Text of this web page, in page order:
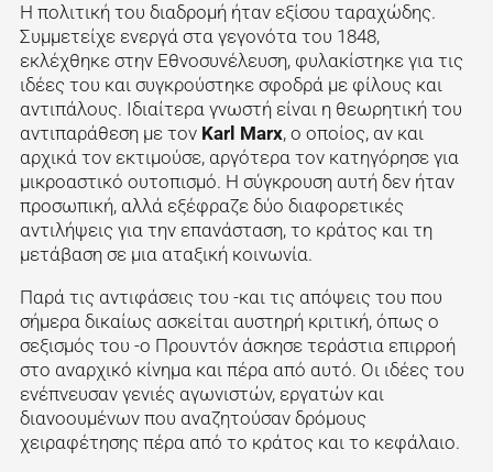
Η πολιτική του διαδρομή ήταν εξίσου ταραχώδης.
Συμμετείχε ενεργά στα γεγονότα του 1848,
εκλέχθηκε στην Εθνοσυνέλευση, φυλακίστηκε για τις
ιδέες του και συγκρούστηκε σφοδρά με φίλους και
αντιπάλους. Ιδιαίτερα γνωστή είναι η θεωρητική του
αντιπαράθεση με τον Karl Marx, ο οποίος, αν και
αρχικά τον εκτιμούσε, αργότερα τον κατηγόρησε για
μικροαστικό ουτοπισμό. Η σύγκρουση αυτή δεν ήταν
προσωπική, αλλά εξέφραζε δύο διαφορετικές
αντιλήψεις για την επανάσταση, το κράτος και τη
μετάβαση σε μια αταξική κοινωνία.
Παρά τις αντιφάσεις του -και τις απόψεις του που
σήμερα δικαίως ασκείται αυστηρή κριτική, όπως ο
σεξισμός του -ο Προυντόν άσκησε τεράστια επιρροή
στο αναρχικό κίνημα και πέρα από αυτό. Οι ιδέες του
ενέπνευσαν γενιές αγωνιστών, εργατών και
διανοουμένων που αναζητούσαν δρόμους
χειραφέτησης πέρα από το κράτος και το κεφάλαιο.